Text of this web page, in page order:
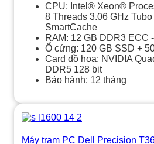
CPU: Intel® Xeon®
8 Threads 3.06 GHz
SmartCache
RAM: 12 GB DDR3 ECC
Ổ cứng: 120 GB SSD +
Card đồ họa: NVIDIA
DDR5 128 bit
Bảo hành: 12 tháng
Máy trạm PC Dell Precision